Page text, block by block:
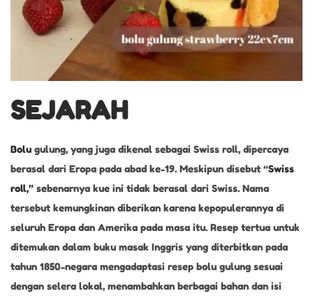
SEJARAH
Bolu gulung, yang juga dikenal sebagai Swiss roll, dipercaya
berasal dari Eropa pada abad ke-19. Meskipun disebut “Swiss
roll,” sebenarnya kue ini tidak berasal dari Swiss. Nama
tersebut kemungkinan diberikan karena kepopulerannya di
seluruh Eropa dan Amerika pada masa itu. Resep tertua untuk
ditemukan dalam buku masak Inggris yang diterbitkan pada
tahun 1850-negara mengadaptasi resep bolu gulung sesuai
dengan selera lokal, menambahkan berbagai bahan dan isi